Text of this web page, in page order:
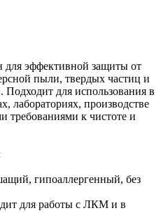
для эффективной защиты от
пыли, твердых частиц и
Подходит для использования в
лабораториях, производстве
требованиями к чистоте и
гипоаллергенный, без
для работы с ЛКМ и в